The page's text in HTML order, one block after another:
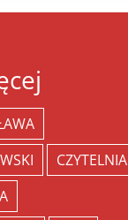
CZYTELNIA